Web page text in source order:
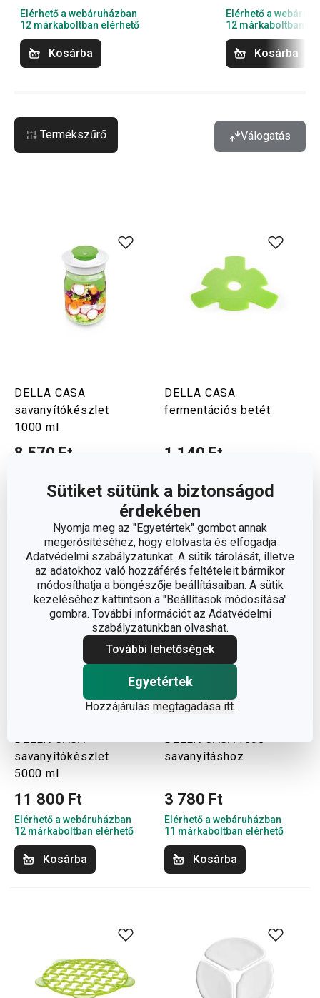
Sütiket sütünk a biztonságod
érdekében
Nyomja meg az "Egyetértek" gombot annak
megerősítéséhez, hogy elolvasta és elfogadja
Adatvédelmi szabályzatunkat. A sütik tárolását, illetve
az adatokhoz való hozzáférés feltételeit bármikor
módosíthatja a böngészője beállításaiban. A sütik
kezeléséhez kattintson a "Beállítások módosítása"
gombra. További információt az Adatvédelmi
szabályzatunkban olvashat.
További lehetőségek
Egyetértek
Hozzájárulás megtagadása itt.
Elérhető a webáruházban
12 márkaboltban elérhető
Kosárba
Elérhető a
12 márkaboltban
Kosárba
Termékszűrő Válogatás
DELLA CASA
savanyítókészlet
1000 ml
8 570 Ft
12 márkaboltban elérhető
DELLA CASA
fermentációs betét
1 140 Ft
12 márkaboltban elérhető
Kosárba
DELLA CASA
savanyítókészlet
5000 ml
11 800 Ft
Elérhető a webáruházban
12 márkaboltban elérhető
Kosárba
DELLA CASA fedő
savanyításhoz
3 780 Ft
Elérhető a webáruházban
11 márkaboltban elérhető
Kosárba